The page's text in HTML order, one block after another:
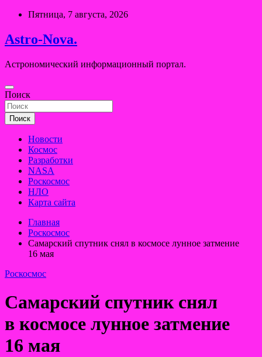
Перейти
содержимому
Пятница, 7 августа, 2026
Astro-Nova.
Астрономический информационный портал.
Поиск
Поиск
Новости
Космос
Разработки
NASA
Роскосмос
НЛО
Карта сайта
Главная
Роскосмос
Самарский спутник снял в космосе лунное затмение
16 мая
Роскосмос
Самарский спутник снял
в космосе лунное затмение
16 мая